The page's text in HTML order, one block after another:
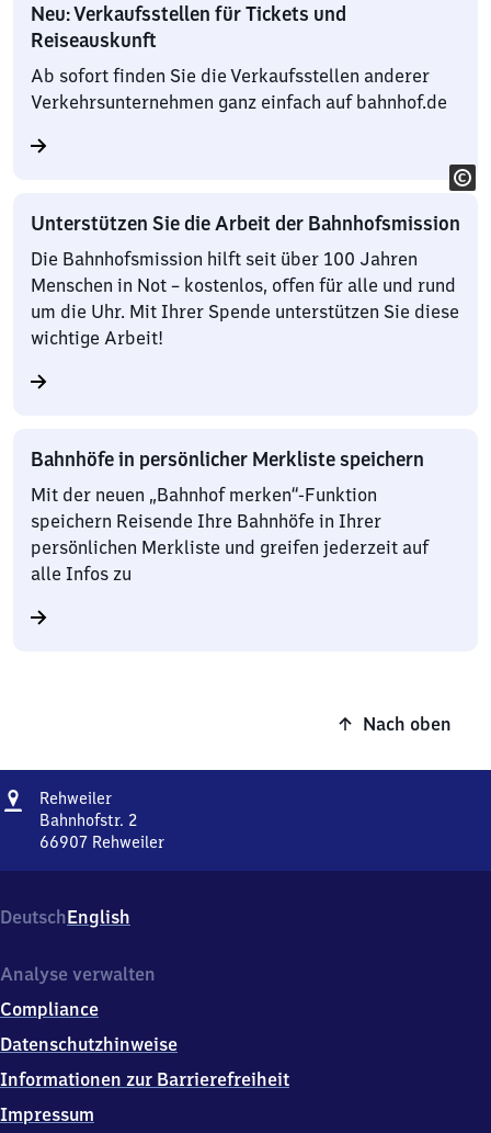
Neu: Verkaufsstellen für Tickets und
Reiseauskunft
Ab sofort finden Sie die Verkaufsstellen anderer
Verkehrsunternehmen ganz einfach auf bahnhof.de
Unterstützen Sie die Arbeit der Bahnhofsmission
Die Bahnhofsmission hilft seit über 100 Jahren
Menschen in Not – kostenlos, offen für alle und rund
um die Uhr. Mit Ihrer Spende unterstützen Sie diese
wichtige Arbeit!
Bahnhöfe in persönlicher Merkliste speichern
Mit der neuen „Bahnhof merken“-Funktion
speichern Reisende Ihre Bahnhöfe in Ihrer
persönlichen Merkliste und greifen jederzeit auf
alle Infos zu
Nach oben
Adresse
RehweilerRehweiler
Bahnhofstr. 2
66907 Rehweiler
2,
6
9
7
Rehweiler
DeutschEnglish
Analyse verwalten
Compliance
Datenschutzhinweise
Informationen zur Barrierefreiheit
Impressum